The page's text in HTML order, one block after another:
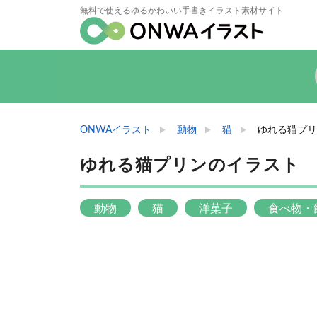
無料で使えるゆるかわいい手書きイラスト素材サイト
ONWAイラスト 動物 猫 ゆれる猫プ
ゆれる猫プリンのイラスト
動物 猫 洋菓子 食べ物・